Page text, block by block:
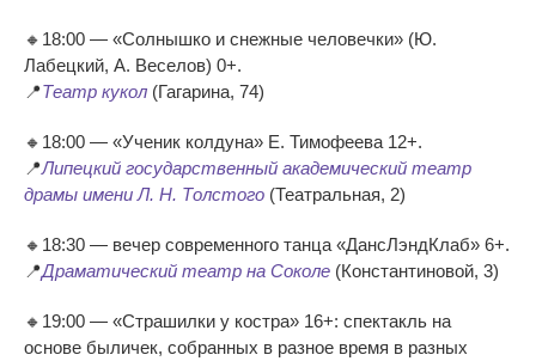
🔸18:00 — «Солнышко и снежные человечки» (Ю.
Лабецкий, А. Веселов) 0+.
📍Театр кукол (Гагарина, 74)
🔸18:00 — «Ученик колдуна» Е. Тимофеева 12+.
📍Липецкий государственный академический театр
драмы имени Л. Н. Толстого (Театральная, 2)
🔸18:30 — вечер современного танца «ДансЛэндКлаб» 6+.
📍Драматический театр на Соколе (Константиновой, 3)
🔸19:00 — «Страшилки у костра» 16+: спектакль на
основе быличек, собранных в разное время в разных